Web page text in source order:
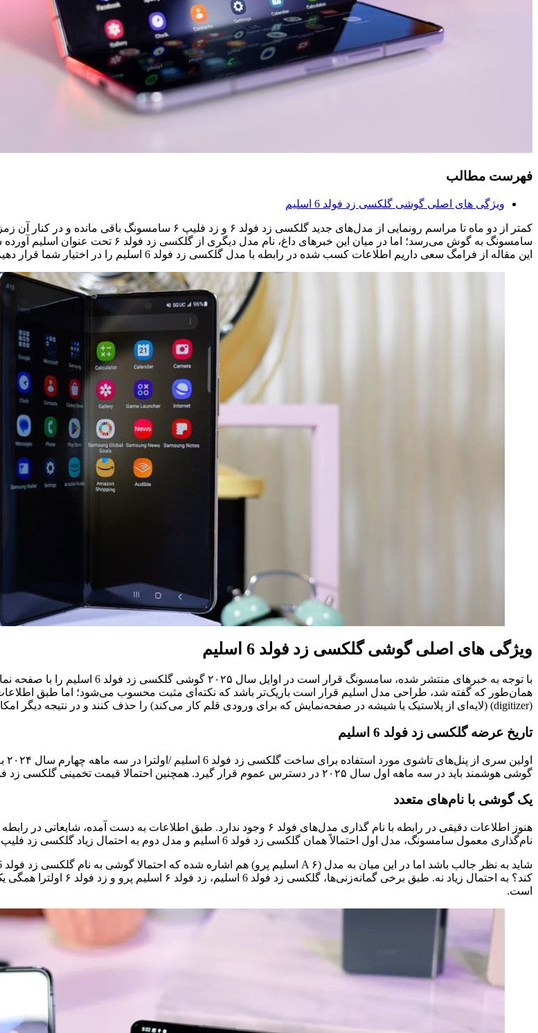
فهرست مطالب
ویژگی‌ های اصلی گوشی گلکسی زد فولد 6 اسلیم
سامسونگ به گوش می‌رسد؛ اما در میان این خبرهای داغ، نام مدل دیگری از گلکسی زد فولد ۶ تحت عنوان اسلیم آورده شده است. (
این مقاله از فرامگ سعی داریم اطلاعات کسب شده در رابطه با مدل گلکسی زد فولد 6 اسلیم را در اختیار شما قرار دهیم.
ویژگی‌ های اصلی گوشی گلکسی زد فولد 6 اسلیم
همان‌طور که گفته شد، طراحی مدل اسلیم قرار است باریک‌تر باشد که نکته‌ای مثبت محسوب می‌شود؛ اما طبق
(digitizer) (لایه‌ای از پلاستیک یا شیشه در صفحه‌نمایش که برای ورودی قلم کار می‌کند) را حذف کنند و در نتیجه دیگر امکان استفاده از قلم S Pen روی صفحه نمایش وجود نخواهد داشت.
تاریخ عرضه گلکسی زد فولد 6 اسلیم
گوشی هوشمند باید در سه ماهه اول سال ۲۰۲۵ در دسترس عموم قرار گیرد. همچنین احتمالا قیمت تخمینی گلکسی زد فولد 6 اسلیم هم مشابه زد فولد 6 خواهد بود.
یک گوشی با نام‌‌های متعدد
نام‌گذاری معمول سامسونگ، مدل اول احتمالاً همان گلکسی زد فولد 6 اسلیم و مدل دوم به احتمال زیاد گلکسی زد فلیپ ۶ اسلیم خواهد بود.
کند؟ به احتمال زیاد نه.
است.